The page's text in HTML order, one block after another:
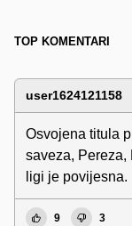
TOP KOMENTARI
user1624121158
Osvojena titula
saveza, Pereza,
ligi je povijesna.
9 3